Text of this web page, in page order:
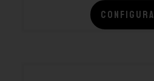
CONFIGURA